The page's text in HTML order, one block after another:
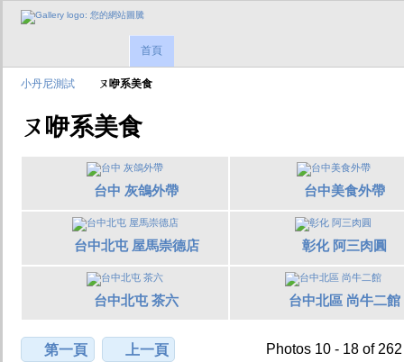
首頁
小丹尼測試 ㄡ咿系美食
ㄡ咿系美食
台中 灰鴿外帶 台中美食外帶
台中北屯 屋馬崇德店 彰化 阿三肉圓
台中北屯 茶六 台中北區 尚牛二館
第一頁 上一頁 Photos 10 - 18 of 262